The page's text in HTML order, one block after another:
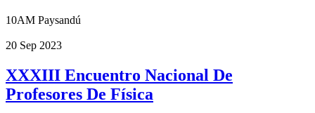
10AM Paysandú
20 Sep 2023
XXXIII Encuentro Nacional De
Profesores De Física